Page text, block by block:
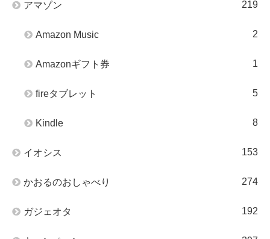
アマゾン 219
Amazon Music 2
Amazonギフト券 1
fireタブレット 5
Kindle 8
イオシス 153
かおるのおしゃべり 274
ガジェオタ 192